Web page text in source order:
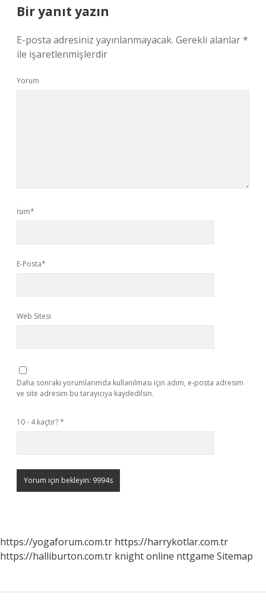
Bir yanıt yazın
E-posta adresiniz yayınlanmayacak. Gerekli alanlar*
ile işaretlenmişlerdir
Yorum
İsim*
E-Posta*
Web Sitesi
Daha sonraki yorumlarımda kullanılması için adım, e-posta adresim
ve site adresim bu tarayıcıya kaydedilsin.
10 - 4 kaçtır?*
https://yogaforum.com.tr https://harrykotlar.com.tr
https://halliburton.com.tr knight online nttgame Sitemap